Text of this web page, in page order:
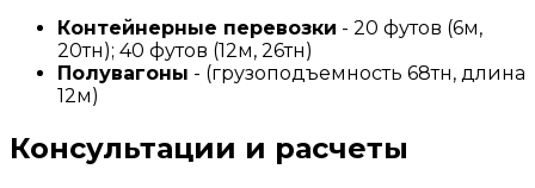
Контейнерные перевозки - 20 футов (6м,
20тн); 40 футов (12м, 26тн)
Полувагоны - (грузоподъемность 68тн, длина
12м)
Консультации и расчеты